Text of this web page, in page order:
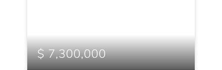
$ 7,300,000